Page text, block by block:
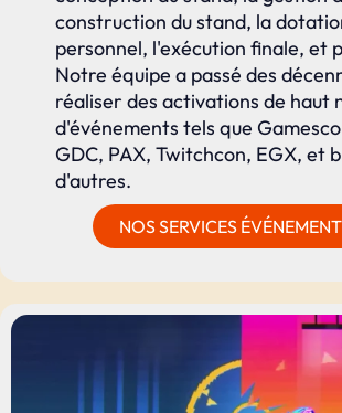
construction du stand, la
personnel, l'exécution finale, et
Notre équipe a passé des
réaliser des activations de haut
d'événements tels que
GDC, PAX, Twitchcon, EGX, et
d'autres.
NOS SERVICES